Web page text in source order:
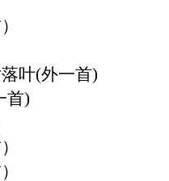
叶(外一首)
首)